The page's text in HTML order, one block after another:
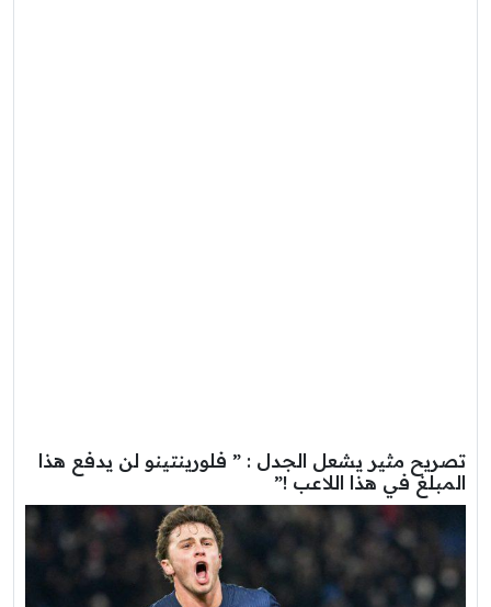
تصريح مثير يشعل الجدل : ” فلورينتينو لن يدفع هذا
المبلغ في هذا اللاعب !”